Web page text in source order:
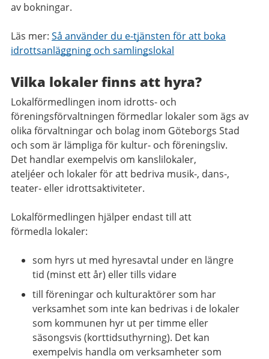
av bokningar.
Läs mer: Så använder du e-tjänsten för att boka
idrottsanläggning och samlingslokal
Vilka lokaler finns att hyra?
Lokalförmedlingen inom idrotts- och
föreningsförvaltningen förmedlar lokaler som ägs av
olika förvaltningar och bolag inom Göteborgs Stad
och som är lämpliga för kultur- och föreningsliv.
Det handlar exempelvis om kanslilokaler,
ateljéer och lokaler för att bedriva musik-, dans-,
teater- eller idrottsaktiviteter.
Lokalförmedlingen hjälper endast till att
förmedla lokaler:
som hyrs ut med hyresavtal under en längre
tid (minst ett år) eller tills vidare
till föreningar och kulturaktörer som har
verksamhet som inte kan bedrivas i de lokaler
som kommunen hyr ut per timme eller
säsongsvis (korttidsuthyrning). Det kan
exempelvis handla om verksamheter som